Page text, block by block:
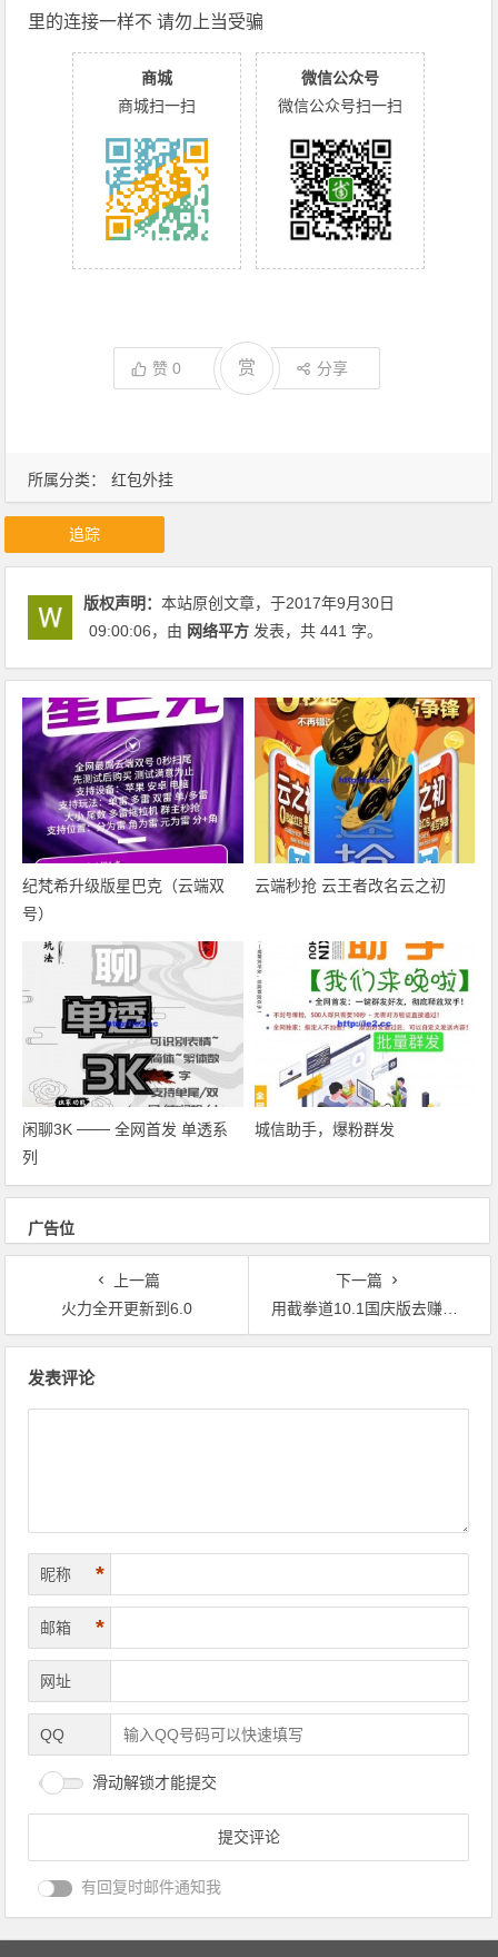
所属分类： 红包外挂
里的连接一样不 请勿上当受骗
商城
商城扫一扫
微信公众号
微信公众号扫一扫
赞0 赏 分享
追踪
版权声明：本站原创文章，于2017年9月30日
09:00:06，由 网络平方 发表，共 441 字。
纪梵希升级版星巴克（云端双
号）
云端秒抢 云王者改名云之初
闲聊3K ─── 全网首发 单透系
列
城信助手，爆粉群发
广告位
上一篇
火力全开更新到6.0
下一篇
用截拳道10.1国庆版去赚女朋友了
发表评论
昵称 *
邮箱 *
网址
QQ
滑动解锁才能提交
有回复时邮件通知我